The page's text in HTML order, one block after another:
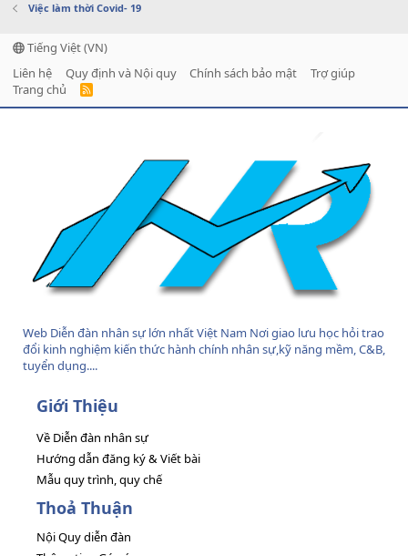
Việc làm thời Covid- 19
Tiếng Việt (VN)
Liên hệ
Quy định và Nội quy Chính sách bảo mật
Trợ giúp
Trang chủ
R
Web Diễn đàn nhân sự lớn nhất Việt Nam Nơi giao lưu học hỏi trao
đổi kinh nghiệm kiến thức hành chính nhân sự,kỹ năng mềm, C&B,
tuyển dụng....
Giới Thiệu
Về Diễn đàn nhân sự
Hướng dẫn đăng ký & Viết bài
Mẫu quy trình, quy chế
Thoả Thuận
Nội Quy diễn đàn